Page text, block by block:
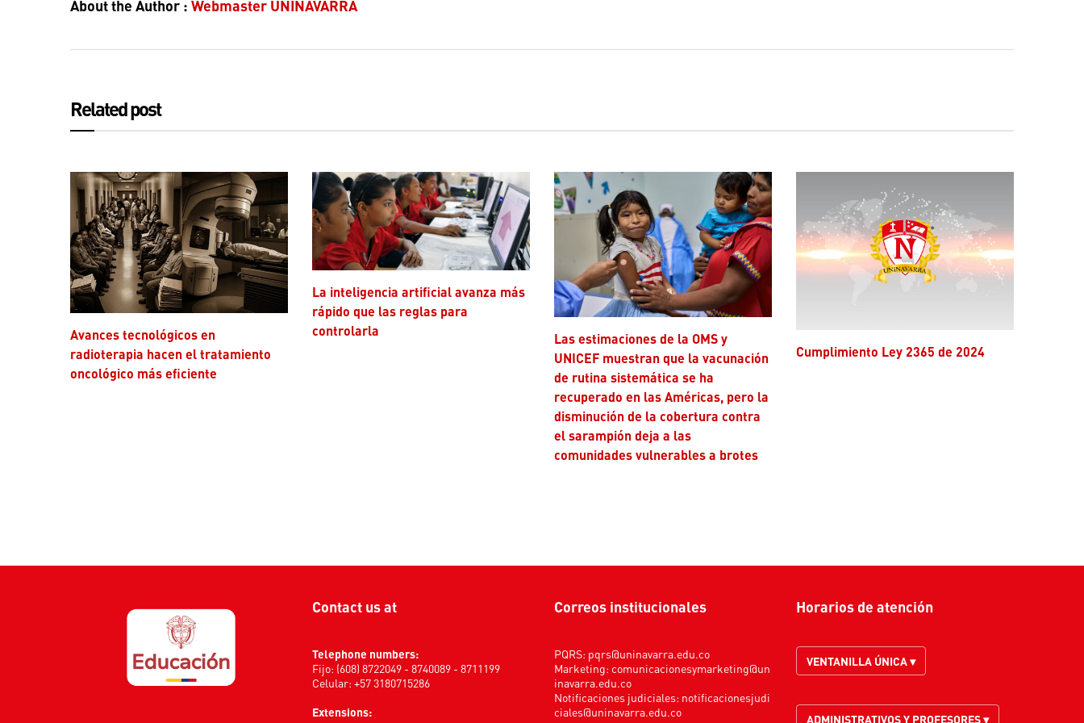
About the Author : Webmaster UNINAVARRA
Related post
Avances tecnológicos en
radioterapia hacen el tratamiento
oncológico más eficiente
La inteligencia artificial avanza más
rápido que las reglas para
controlarla
Las estimaciones de la OMS y
UNICEF muestran que la vacunación
de rutina sistemática se ha
recuperado en las Américas, pero la
disminución de la cobertura contra
el sarampión deja a las
comunidades vulnerables a brotes
Cumplimiento Ley 2365 de 2024
Contact us at
Telephone numbers:
Fijo: (608) 8722049 - 8740089 - 8711199
Celular: +57 3180715286
Extensions:
Correos institucionales
PQRS: pqrs@uninavarra.edu.co
Marketing: comunicacionesymarketing@un
inavarra.edu.co
Notificaciones judiciales: notificacionesjudi
ciales@uninavarra.edu.co
Horarios de atención
VENTANILLA ÚNICA ▾
ADMINISTRATIVOS Y PROFESORES ▾